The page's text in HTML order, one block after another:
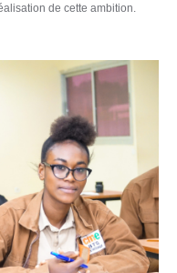
de cette ambition.